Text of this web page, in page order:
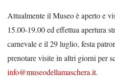
Attualmente il Museo è aperto e
15.00-19.00 ed effettua apertura
carnevale e il 29 luglio, festa
prenotare visite in altri giorni per
info@museodellamaschera.it.